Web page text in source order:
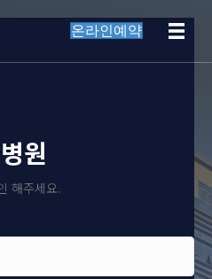
온라인예약
원
해주세요.